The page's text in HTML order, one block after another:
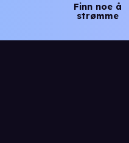
Finn noe å
strømme